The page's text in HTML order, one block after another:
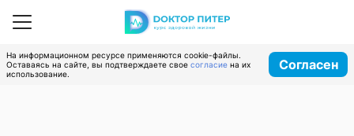
На информационном ресурсе применяются cookie-файлы.
Оставаясь на сайте, вы подтверждаете свое согласие на их
использование.
Согласен